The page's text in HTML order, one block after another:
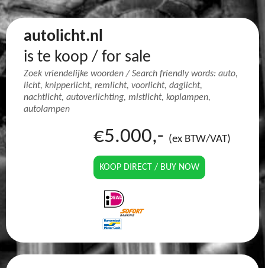
autolicht.nl
is te koop / for sale
Zoek vriendelijke woorden / Search friendly words: auto,
licht, knipperlicht, remlicht, voorlicht, daglicht,
nachtlicht, autoverlichting, mistlicht, koplampen,
autolampen
€5.000,- (ex BTW/VAT)
KOOP DIRECT / BUY NOW